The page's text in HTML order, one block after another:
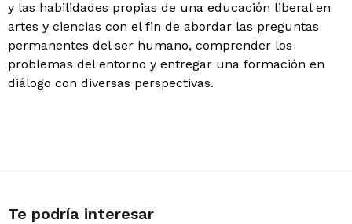
y las habilidades propias de una educación liberal en
artes y ciencias con el fin de abordar las preguntas
permanentes del ser humano, comprender los
problemas del entorno y entregar una formación en
diálogo con diversas perspectivas.
Te podría interesar